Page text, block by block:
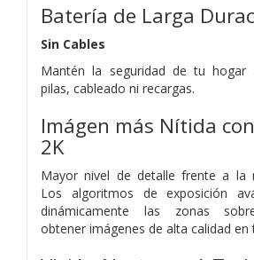
Batería de Larga
Sin Cables
Mantén la seguridad de tu hogar
pilas, cableado ni recargas.
Imágen más Nítida
2K
Mayor nivel de detalle frente a la
Los algoritmos de exposición
dinámicamente las zonas
obtener imágenes de alta calidad en